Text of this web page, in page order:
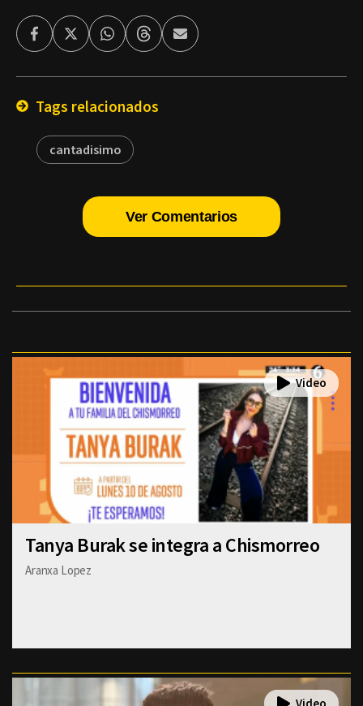
FacebookTwitterWhatsappThreadsEnviar
por
Tags relacionados
cantadisimo
Ver Comentarios
Tanya Burak se integra a Chismorreo
Aranxa Lopez